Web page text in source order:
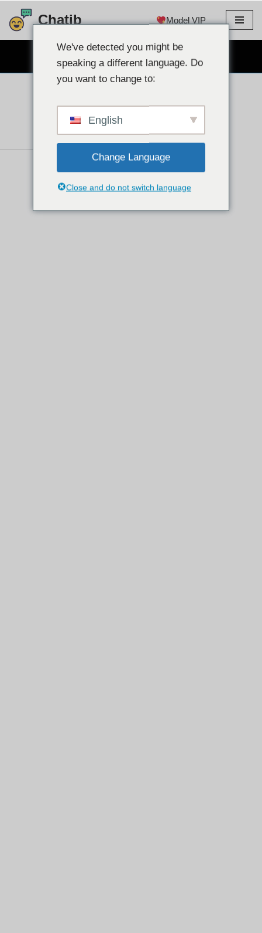
Lewati
Chatib Model VIP
OBROLAN WEBCAM GRATIS
We've detected you might be
speaking a different language. Do
you want to change to:
English
Change Language
Close and do not switch language